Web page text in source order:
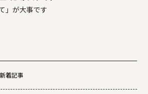
」が大事です
新着記事